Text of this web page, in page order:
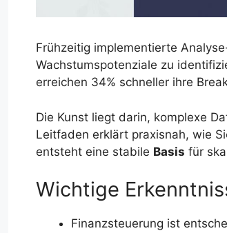
Frühzeitig implementierte
Wachstumspotenziale zu
erreichen 34% schneller ihre
Die Kunst liegt darin, komplexe
Leitfaden erklärt praxisnah, wie
entsteht eine stabile Basis für
Wichtige
Finanzsteuerung ist